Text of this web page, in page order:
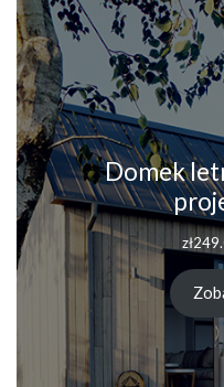
Domek
zł